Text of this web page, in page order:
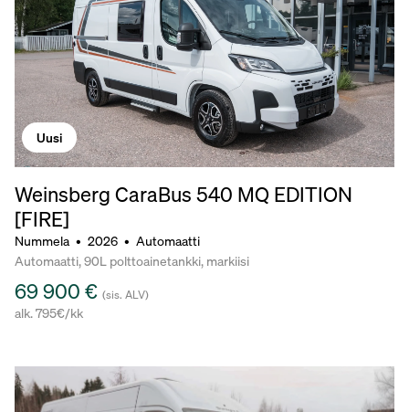
Uusi
Weinsberg CaraBus 540 MQ EDITION
[FIRE]
Nummela • 2026 • Automaatti
Automaatti, 90L polttoainetankki, markiisi
69 900 € (sis. ALV)
alk. 795€/kk